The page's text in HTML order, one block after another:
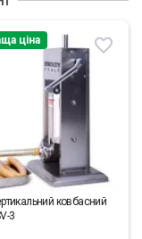
ціна
ковбасний
3